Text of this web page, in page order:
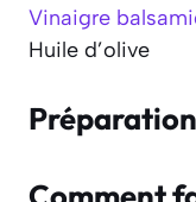
Vinaigre
Huile d’olive
Préparation